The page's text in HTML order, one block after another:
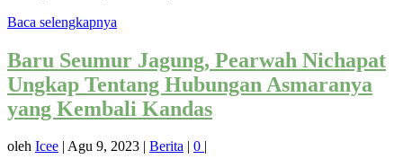
Baca selengkapnya
Baru Seumur Jagung, Pearwah Nichapat
Ungkap Tentang Hubungan Asmaranya
yang Kembali Kandas
oleh Icee | Agu 9, 2023 | Berita | 0 |